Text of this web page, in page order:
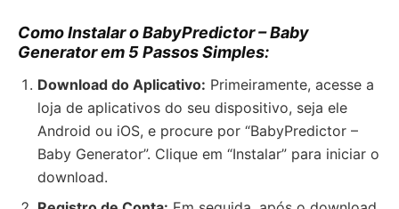
Como Instalar o BabyPredictor – Baby
Generator em 5 Passos Simples:
Download do Aplicativo: Primeiramente, acesse a
loja de aplicativos do seu dispositivo, seja ele
Android ou iOS, e procure por “BabyPredictor –
Baby Generator”. Clique em “Instalar” para iniciar o
download.